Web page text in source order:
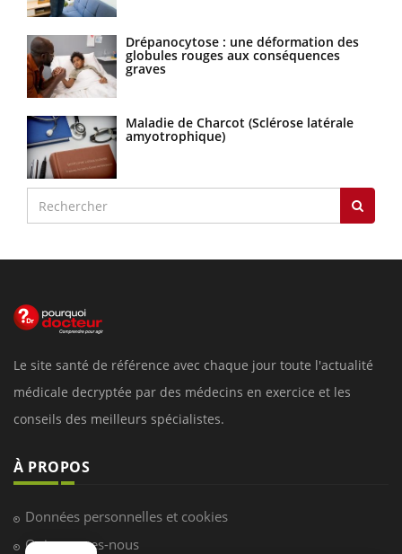
Drépanocytose : une déformation des
globules rouges aux conséquences
graves
Maladie de Charcot (Sclérose latérale
amyotrophique)
Le site santé de référence avec chaque jour toute l'actualité
médicale decryptée par des médecins en exercice et les
conseils des meilleurs spécialistes.
À PROPOS
Données personnelles et cookies
Qui sommes-nous